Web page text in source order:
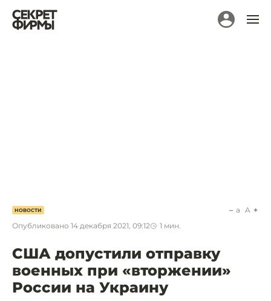
НОВОСТИ
Опубликовано 14 декабря 2021, 09:12 1 мин.
a A
США допустили отправку
военных при «вторжении»
России на Украину